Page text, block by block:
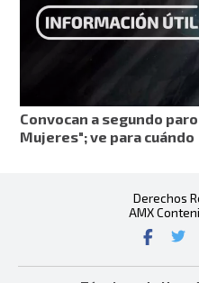
Convocan a segundo
Mujeres"; ve para cuándo
Derechos
AMX